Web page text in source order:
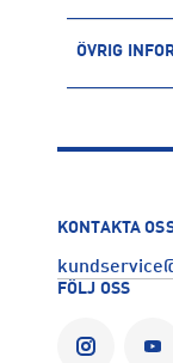
användning
ÖVRIG
KONTAKTA
FÖLJ OSS